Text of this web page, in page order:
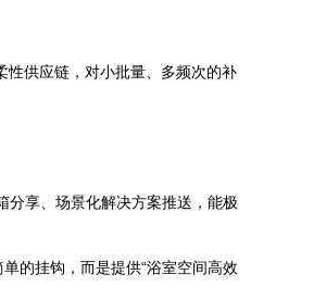
性供应链，对小批量、多频次的补
分享、场景化解决方案推送，能极
的挂钩，而是提供“浴室空间高效